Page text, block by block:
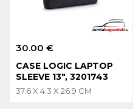
30.00 €
CASE LOGIC LAPTOP
SLEEVE 13", 3201743
37.6 X 4.3 X 26.9 CM